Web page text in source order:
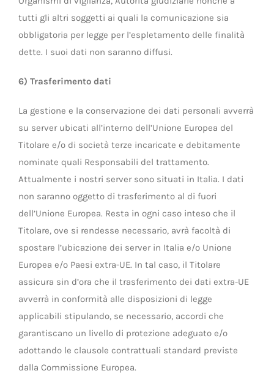
tutti gli altri soggetti ai quali la comunicazione sia
obbligatoria per legge per l’espletamento delle finalità
dette. I suoi dati non saranno diffusi.
6) Trasferimento dati
La gestione e la conservazione dei dati personali avverrà
su server ubicati all’interno dell’Unione Europea del
Titolare e/o di società terze incaricate e debitamente
nominate quali Responsabili del trattamento.
Attualmente i nostri server sono situati in Italia. I dati
non saranno oggetto di trasferimento al di fuori
dell’Unione Europea. Resta in ogni caso inteso che il
Titolare, ove si rendesse necessario, avrà facoltà di
spostare l’ubicazione dei server in Italia e/o Unione
Europea e/o Paesi extra-UE. In tal caso, il Titolare
assicura sin d’ora che il trasferimento dei dati extra-UE
avverrà in conformità alle disposizioni di legge
applicabili stipulando, se necessario, accordi che
garantiscano un livello di protezione adeguato e/o
adottando le clausole contrattuali standard previste
dalla Commissione Europea.